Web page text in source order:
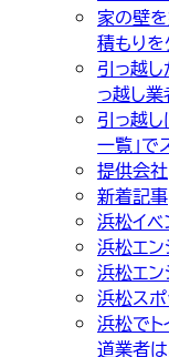
家の壁
積もり
引っ越
っ越し
引っ越し
一覧」で
提供会社
新着記事
浜松イベ
浜松エン
浜松エン
浜松ス
浜松で
道業者